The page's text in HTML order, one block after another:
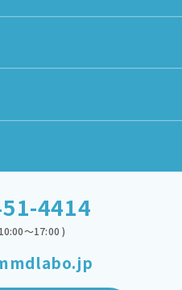
4414
～17:00 )